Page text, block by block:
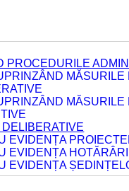
PROCEDURILE
EVIDENȚA
EVIDENȚA
EVIDENȚA